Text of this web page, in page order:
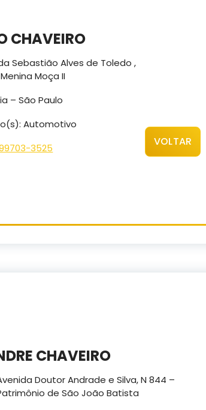
CHAVEIRO
Sebastião Alves de Toledo ,
Moça II
– São Paulo
Automotivo
3525
VOLTAR
CHAVEIRO
Doutor Andrade e Silva, N 844 –
de São João Batista